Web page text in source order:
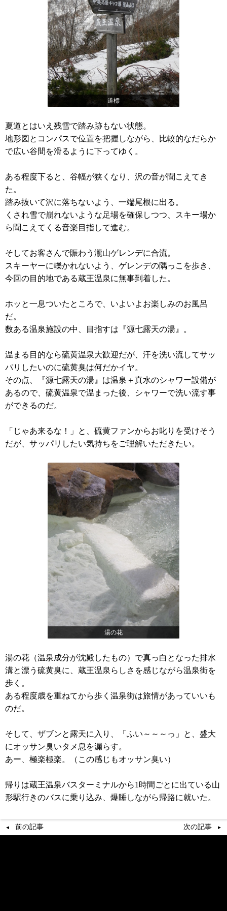
道標
夏道とはいえ残雪で踏み跡もない状態。
地形図とコンパスで位置を把握しながら、比較的なだらか
で広い谷間を滑るように下ってゆく。
ある程度下ると、谷幅が狭くなり、沢の音が聞こえてき
た。
踏み抜いて沢に落ちないよう、一端尾根に出る。
くされ雪で崩れないような足場を確保しつつ、スキー場か
ら聞こえてくる音楽目指して進む。
そしてお客さんで賑わう瀧山ゲレンデに合流。
スキーヤーに轢かれないよう、ゲレンデの隅っこを歩き、
今回の目的地である蔵王温泉に無事到着した。
ホッと一息ついたところで、いよいよお楽しみのお風呂
だ。
数ある温泉施設の中、目指すは『源七露天の湯』。
温まる目的なら硫黄温泉大歓迎だが、汗を洗い流してサッ
パリしたいのに硫黄臭は何だかイヤ。
その点、『源七露天の湯』は温泉＋真水のシャワー設備が
あるので、硫黄温泉で温まった後、シャワーで洗い流す事
ができるのだ。
「じゃあ来るな！」と、硫黄ファンからお叱りを受けそう
だが、サッパリしたい気持ちをご理解いただきたい。
湯の花
湯の花（温泉成分が沈殿したもの）で真っ白となった排水
溝と漂う硫黄臭に、蔵王温泉らしさを感じながら温泉街を
歩く。
ある程度歳を重ねてから歩く温泉街は旅情があっていいも
のだ。
そして、ザブンと露天に入り、「ふい～～～っ」と、盛大
にオッサン臭いタメ息を漏らす。
あー、極楽極楽。（この感じもオッサン臭い）
帰りは蔵王温泉バスターミナルから1時間ごとに出ている山
形駅行きのバスに乗り込み、爆睡しながら帰路に就いた。
前の記事 次の記事